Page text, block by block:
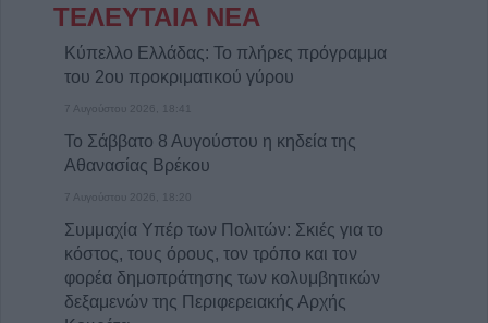
ΤΕΛΕΥΤΑΙΑ ΝΕΑ
Κύπελλο Ελλάδας: Το πλήρες πρόγραμμα
του 2ου προκριματικού γύρου
7 Αυγούστου 2026, 18:41
Το Σάββατο 8 Αυγούστου η κηδεία της
Αθανασίας Βρέκου
7 Αυγούστου 2026, 18:20
Συμμαχία Υπέρ των Πολιτών: Σκιές για το
κόστος, τους όρους, τον τρόπο και τον
φορέα δημοπράτησης των κολυμβητικών
δεξαμενών της Περιφερειακής Αρχής